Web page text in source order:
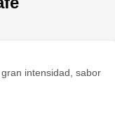
intensidad, sabor